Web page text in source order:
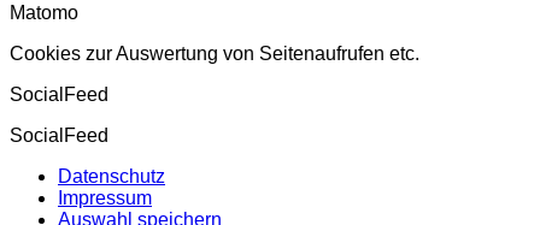
Matomo
Cookies zur Auswertung von Seitenaufrufen etc.
SocialFeed
SocialFeed
Datenschutz
Impressum
Auswahl speichern